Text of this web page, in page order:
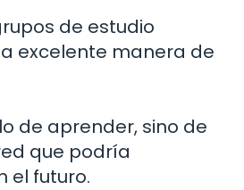
de estudio
excelente manera de
de aprender, sino de
que podría
el futuro.